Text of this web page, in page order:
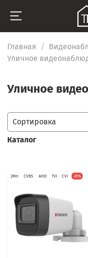
Главная
Уличное
Уличное
2Мп CVBS AHD TVI CVI -35%
Каталог